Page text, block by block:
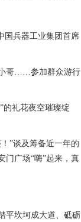
兵器工业集团首席
哥……参加群众游行
礼花夜空璀璨绽
”谈及筹备近一年的
门广场“嗨”起来，真
平坎坷成大道、砥砺